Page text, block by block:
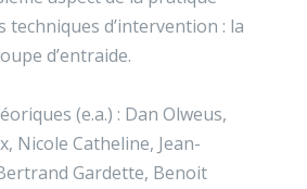
techniques d’intervention : la
d’entraide.
(e.a.) : Dan Olweus,
Nicole Catheline, Jean-
Gardette, Benoit